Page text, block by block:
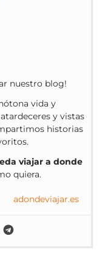
nuestro blog!
vida y
y vistas
historias
viajar a donde
quiera.
adondeviajar.es